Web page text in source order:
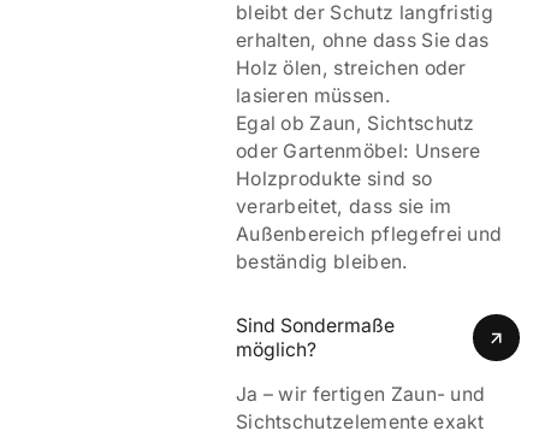
bleibt der Schutz langfristig
erhalten, ohne dass Sie das
Holz ölen, streichen oder
lasieren müssen.
Egal ob Zaun, Sichtschutz
oder Gartenmöbel: Unsere
Holzprodukte sind so
verarbeitet, dass sie im
Außenbereich pflegefrei und
beständig bleiben.
Sind Sondermaße
möglich?
Ja – wir fertigen Zaun- und
Sichtschutzelemente exakt